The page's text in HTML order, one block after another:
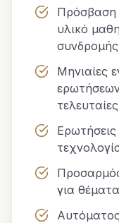
Πρόσβαση
υλικό
συνδρομής
Μηνιαίες
για